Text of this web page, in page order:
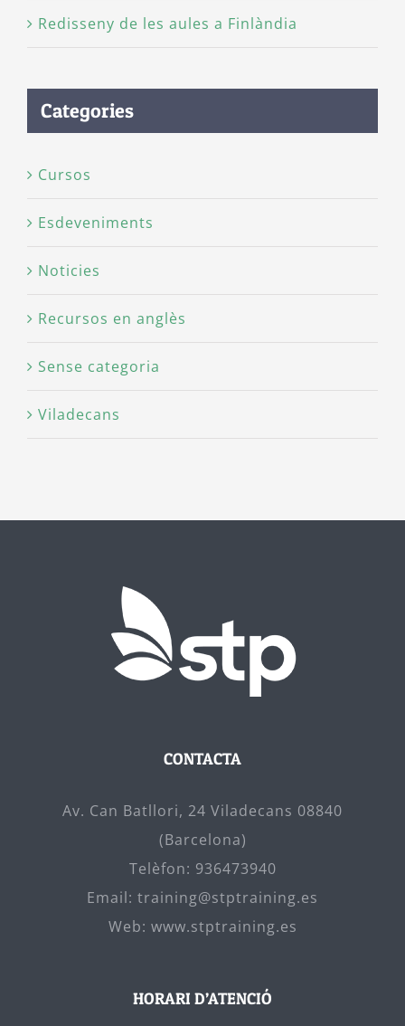
Redisseny de les aules a Finlàndia
Categories
Cursos
Esdeveniments
Noticies
Recursos en anglès
Sense categoria
Viladecans
CONTACTA
Av. Can Batllori, 24 Viladecans 08840
(Barcelona)
Telèfon: 936473940
Email: training@stptraining.es
Web: www.stptraining.es
HORARI D’ATENCIÓ